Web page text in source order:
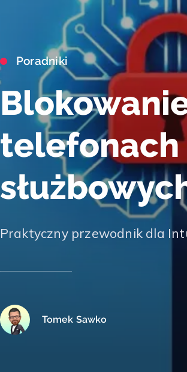
Poradniki
telefonach
Praktyczny przewodnik dla
Tomek Sawko